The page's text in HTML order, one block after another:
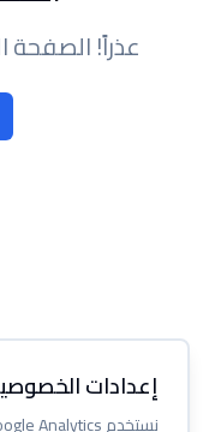
عذراً! الصفحة
إعدادات